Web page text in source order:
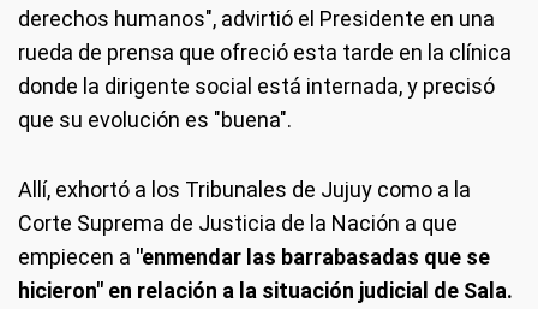
derechos humanos", advirtió el Presidente en una
rueda de prensa que ofreció esta tarde en la clínica
donde la dirigente social está internada, y precisó
que su evolución es "buena".
Allí, exhortó a los Tribunales de Jujuy como a la
Corte Suprema de Justicia de la Nación a que
empiecen a "enmendar las barrabasadas que se
hicieron" en relación a la situación judicial de Sala.